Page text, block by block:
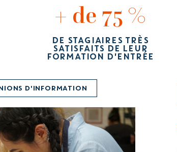
+ de 75 %
DE STAGIAIRES TRÈS
SATISFAITS DE LEUR
FORMATION D'ENTRÉE
D'INFORMATION